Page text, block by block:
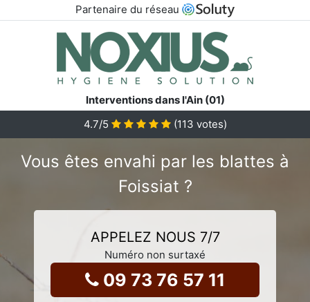
Partenaire du réseau
Interventions dans l'Ain (01)
4.7/5 (113 votes)
Vous êtes envahi par les blattes à
Foissiat ?
APPELEZ NOUS 7/7
Numéro non surtaxé
09 73 76 57 11